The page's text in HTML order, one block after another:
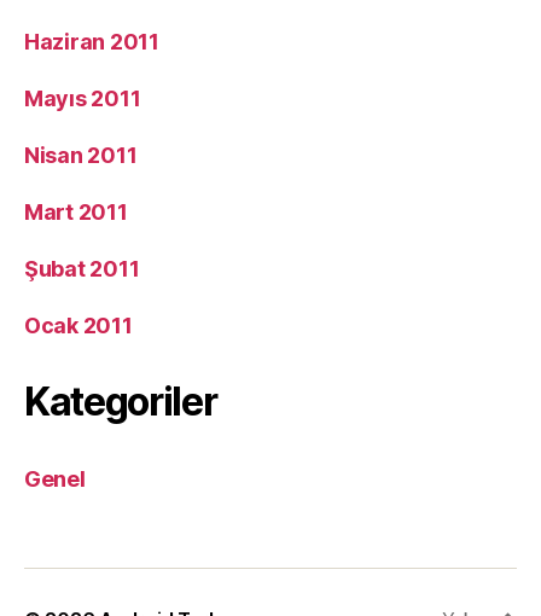
Haziran 2011
Mayıs 2011
Nisan 2011
Mart 2011
Şubat 2011
Ocak 2011
Kategoriler
Genel